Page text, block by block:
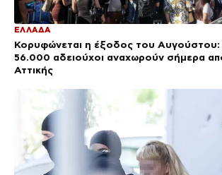
ΕΛΛΑΔΑ
Κορυφώνεται η έξοδος του
56.000 αδειούχοι αναχωρούν σήμερα
Αττικής